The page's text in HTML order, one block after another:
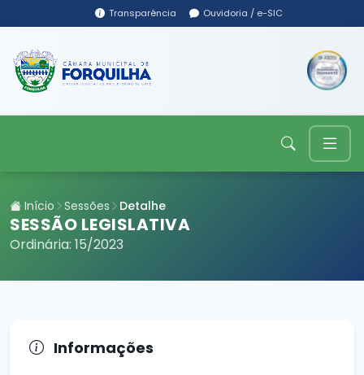
Transparência Ouvidoria / e-SIC
Início Sessões Detalhe
SESSÃO LEGISLATIVA
Ordinária: 15/2023
Informações